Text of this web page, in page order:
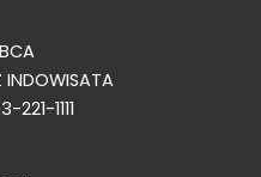
221-1111